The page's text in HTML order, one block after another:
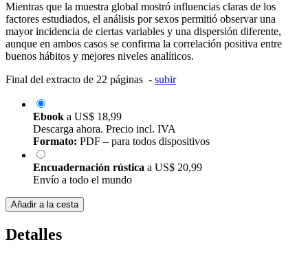
Mientras que la muestra global mostró influencias claras de los
factores estudiados, el análisis por sexos permitió observar una
mayor incidencia de ciertas variables y una dispersión diferente,
aunque en ambos casos se confirma la correlación positiva entre
buenos hábitos y mejores niveles analíticos.
Final del extracto de 22 páginas - subir
Ebook a US$ 18,99
Descarga ahora. Precio incl. IVA
Formato: PDF – para todos dispositivos
Encuadernación rústica a US$ 20,99
Envío a todo el mundo
Añadir a la cesta
Detalles